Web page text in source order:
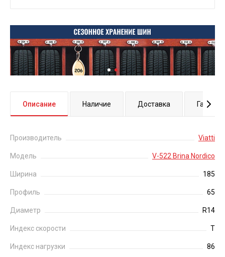
Описание Наличие Доставка
Производитель Viatti
Модель V-522 Brina Nordico
Ширина 185
Профиль 65
Диаметр R14
Индекс скорости T
Индекс нагрузки 86